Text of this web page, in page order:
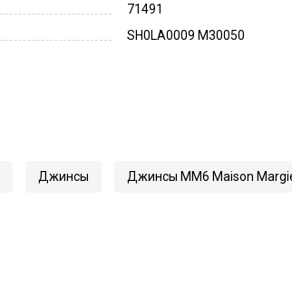
71491
SH0LA0009 M30050
Джинсы Джинсы MM6 Maison